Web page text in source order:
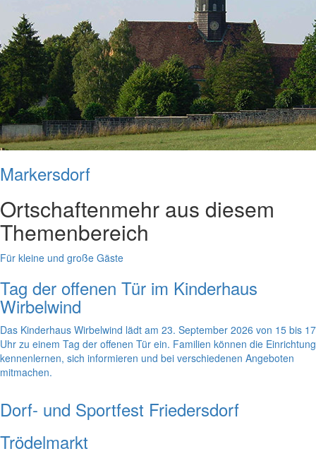
Markersdorf
Ortschaftenmehr aus diesem
Themenbereich
Für kleine und große Gäste
Tag der offenen Tür im Kinderhaus
Wirbelwind
Das Kinderhaus Wirbelwind lädt am 23. September 2026 von 15 bis 17
Uhr zu einem Tag der offenen Tür ein. Familien können die Einrichtung
kennenlernen, sich informieren und bei verschiedenen Angeboten
mitmachen.
Dorf- und Sportfest Friedersdorf
Trödelmarkt